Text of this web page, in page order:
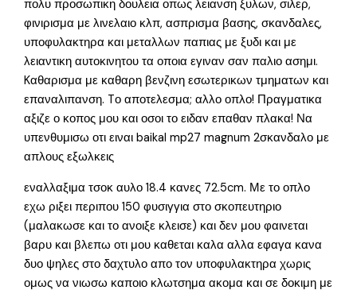
πολυ προσωπικη δουλεια οπως λειανση ξυλων, σιλερ,
φινιρισμα με λινελαιο κλπ, ασπρισμα βασης, σκανδαλες,
υποφυλακτηρα και μεταλλων παπιας με ξυδι και με
λειαντικη αυτοκινητου τα οποια εγιναν σαν παλιο ασημι.
Kαθαρισμα με καθαρη βενζινη εσωτερικων τμηματων και
επαναλιπανση. Tο αποτελεσμα; αλλο οπλο! Πραγματικα
αξιζε ο κοπος μου και οσοι το ειδαν επαθαν πλακα! Να
υπενθυμισω οτι ειναι baikal mp27 magnum 2σκανδαλο με
απλους εξωλκεις
εναλλαξιμα τσοκ αυλο 18.4 κανες 72.5cm. Με το οπλο
εχω ριξει περιπου 150 φυσιγγια στο σκοπευτηριο
(μαλακωσε και το ανοιξε κλεισε) και δεν μου φαινεται
βαρυ και βλεπω οτι μου καθεται καλα αλλα εφαγα κανα
δυο ψηλες στο δαχτυλο απο τον υποφυλακτηρα χωρις
ομως να νιωσω καποιο κλωτσημα ακομα και σε δοκιμη με